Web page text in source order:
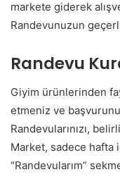
markete giderek
Randevunuzun
Randevu
Giyim ürünlerinden
etmeniz ve
Randevularınızı,
Market, sadece hafta
“Randevularım”